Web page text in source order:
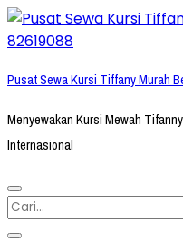
Lompat
ke
(Tekan
Pusat Sewa Kursi Tiffany Murah
Menyewakan Kursi Mewah
Internasional
Cari
untuk: